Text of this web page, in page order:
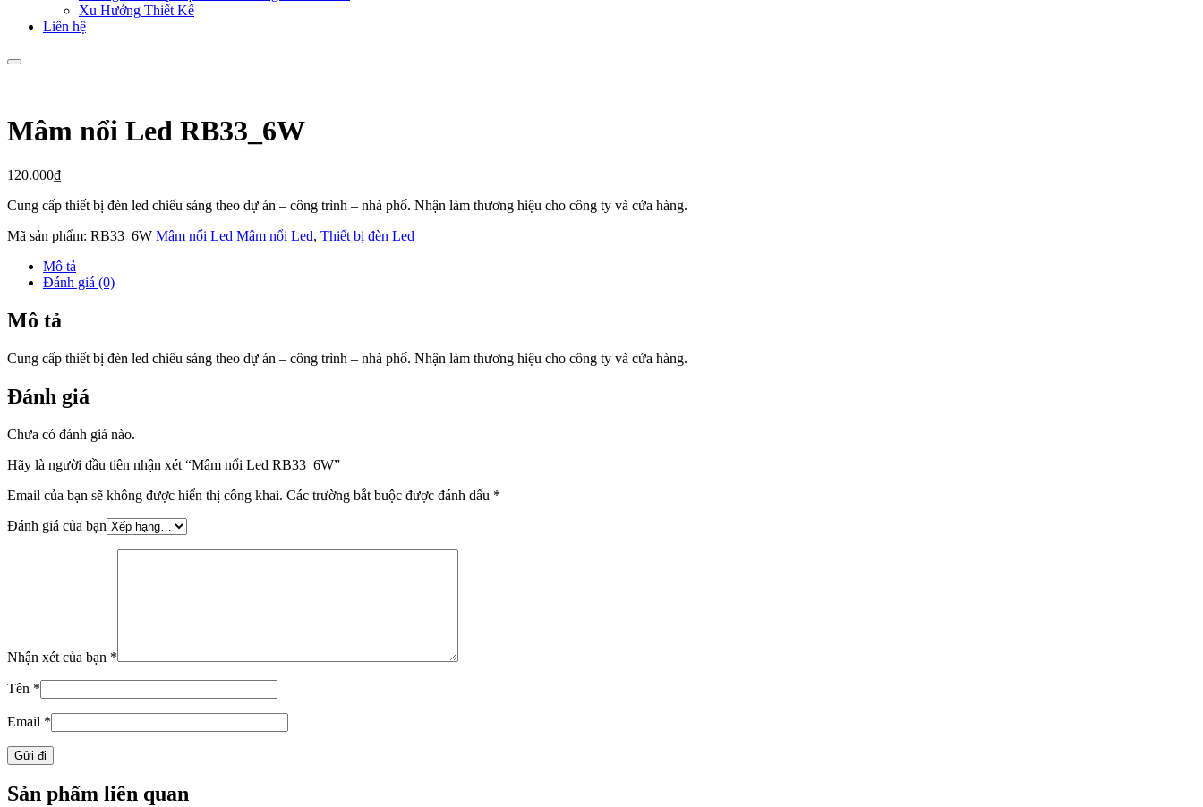
Xu Hướng Thiết Kế
Liên hệ
Mâm nổi Led RB33_6W
120.000₫
Cung cấp thiết bị đèn led chiếu sáng theo dự án – công trình – nhà phố. Nhận làm thương hiệu cho công ty và cửa hàng.
Mã sản phẩm: RB33_6W Mâm nổi Led Mâm nổi Led, Thiết bị đèn Led
Mô tả
Đánh giá (0)
Mô tả
Cung cấp thiết bị đèn led chiếu sáng theo dự án – công trình – nhà phố. Nhận làm thương hiệu cho công ty và cửa hàng.
Đánh giá
Chưa có đánh giá nào.
Hãy là người đầu tiên nhận xét “Mâm nổi Led RB33_6W”
Email của bạn sẽ không được hiển thị công khai. Các trường bắt buộc được đánh dấu *
Đánh giá của bạn
Nhận xét của bạn *
Tên *
Email *
Sản phẩm liên quan